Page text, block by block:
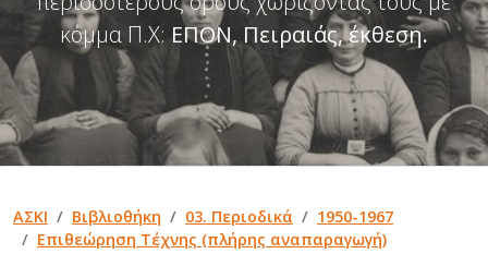
κόμμα Π.Χ: ΕΠΟΝ, Πειραιάς, έκθεση.
ΑΣΚΙ Βιβλιοθήκη 03. Περιοδικά
1950-1967
Επιθεώρηση Τέχνης (πλήρης αναπαραγωγή)